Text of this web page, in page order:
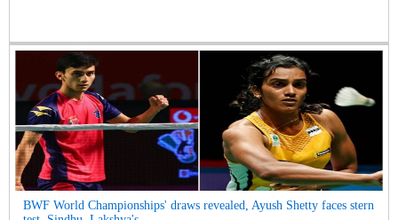
BWF World Championships' draws revealed, Ayush Shetty faces stern